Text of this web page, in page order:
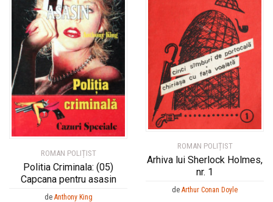
ROMAN POLIȚIST
Politia Criminala: (05)
Capcana pentru asasin
de Anthony King
ROMAN POLIȚIST
Arhiva lui Sherlock Holmes,
nr. 1
de Arthur Conan Doyle